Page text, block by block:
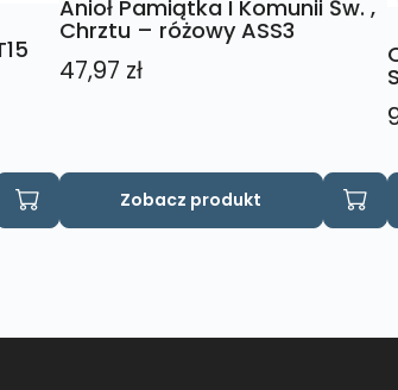
Anioł Pamiątka I Komunii Św. ,
Chrztu – różowy ASS3
47,97 zł
Zobacz produkt